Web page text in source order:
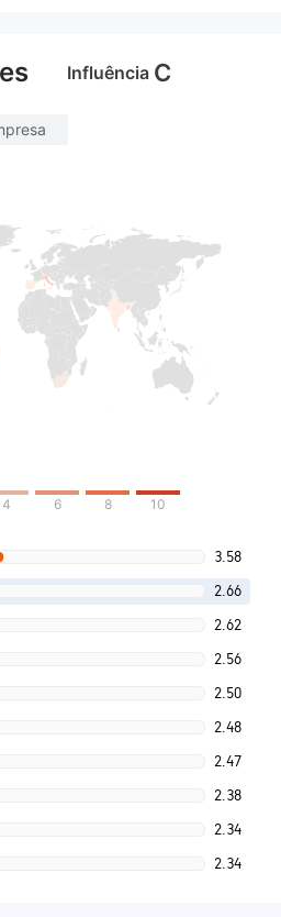
Influência C
4 6 8 10
3.58
2.66
2.62
2.56
2.50
2.48
2.47
2.38
2.34
2.34